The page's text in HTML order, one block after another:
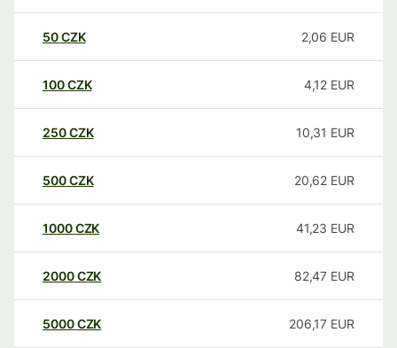
50CZK 2,06 EUR
100CZK 4,12 EUR
250CZK 10,31 EUR
500CZK 20,62 EUR
1000CZK 41,23 EUR
2000CZK 82,47 EUR
5000CZK 206,17 EUR